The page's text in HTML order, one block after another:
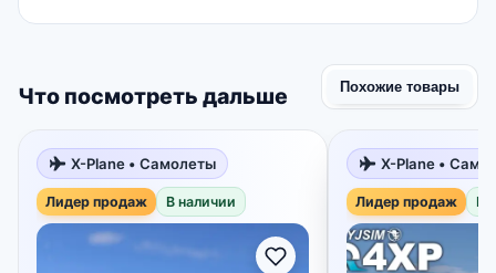
Что посмотреть дальше Похожие товары
X-Plane • Самолеты
Лидер продаж В наличии
X-Plane •
Лидер продаж В